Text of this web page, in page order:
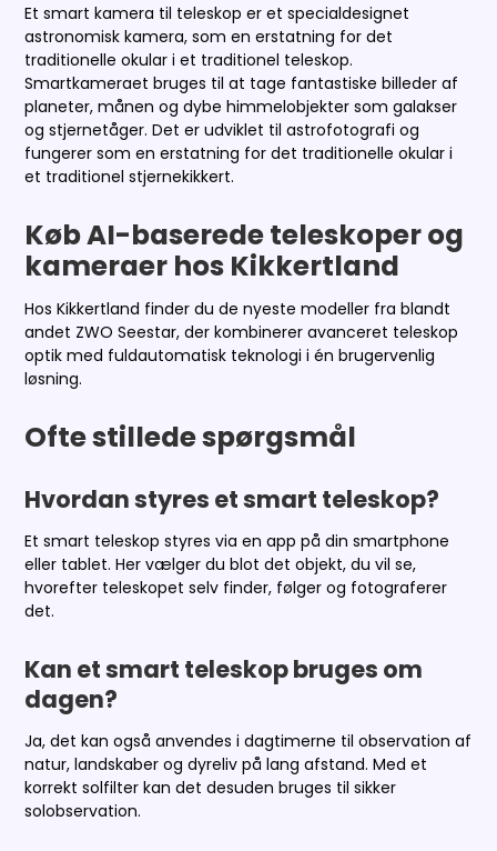
Et smart kamera til teleskop er et specialdesignet
astronomisk kamera, som en erstatning for det
traditionelle okular i et traditionel teleskop.
Smartkameraet bruges til at tage fantastiske billeder af
planeter, månen og dybe himmelobjekter som galakser
og stjernetåger. Det er udviklet til astrofotografi og
fungerer som en erstatning for det traditionelle okular i
et traditionel stjernekikkert.
Køb AI-baserede teleskoper og
kameraer hos Kikkertland
Hos Kikkertland finder du de nyeste modeller fra blandt
andet ZWO Seestar, der kombinerer avanceret teleskop
optik med fuldautomatisk teknologi i én brugervenlig
løsning.
Ofte stillede spørgsmål
Hvordan styres et smart teleskop?
Et smart teleskop styres via en app på din smartphone
eller tablet. Her vælger du blot det objekt, du vil se,
hvorefter teleskopet selv finder, følger og fotograferer
det.
Kan et smart teleskop bruges om
dagen?
Ja, det kan også anvendes i dagtimerne til observation af
natur, landskaber og dyreliv på lang afstand. Med et
korrekt solfilter kan det desuden bruges til sikker
solobservation.